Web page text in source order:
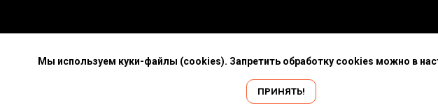
Мы используем куки-файлы (cookies). Запретить обработку cookies можно в
ПРИНЯТЬ!